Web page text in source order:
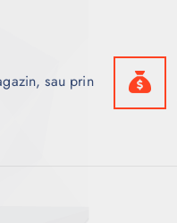
sau prin